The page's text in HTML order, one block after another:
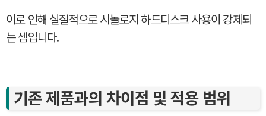
이로 인해 실질적으로 시놀로지 하드디스크 사용이 강제되
는 셈입니다.
기존 제품과의 차이점 및 적용 범위